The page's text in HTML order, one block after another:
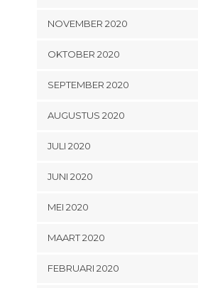
NOVEMBER 2020
OKTOBER 2020
SEPTEMBER 2020
AUGUSTUS 2020
JULI 2020
JUNI 2020
MEI 2020
MAART 2020
FEBRUARI 2020